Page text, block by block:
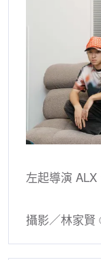
左起導演 ALX
攝影／林家賢